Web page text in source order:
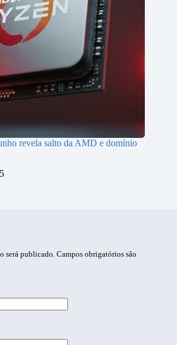
revela salto da AMD e domínio
será publicado. Campos obrigatórios são